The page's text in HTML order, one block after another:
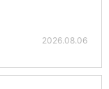
2026.08.06